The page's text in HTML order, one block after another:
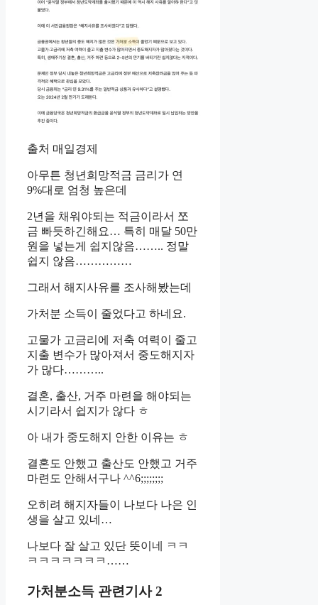
출처 매일경제
아무튼 청년희망적금 금리가 연
9%대로 엄청 높은데
2년을 채워야되는 적금이라서 쪼
금 빠듯하긴해요… 특히 매달 50만
원을 넣는게 쉽지않음…….. 정말
쉽지 않음……………
그래서 해지사유를 조사해봤는데
가처분 소득이 줄었다고 하네요.
고물가 고금리에 저축 여력이 줄고
지출 변수가 많아져서 중도해지자
가 많다………..
결혼, 출산, 거주 마련을 해야되는
시기라서 쉽지가 않다 ㅎ
아 내가 중도해지 안한 이유는 ㅎ
결혼도 안했고 출산도 안했고 거주
마련도 안해서구나 ^^6;;;;;;;;
오히려 해지자들이 나보다 나은 인
생을 살고 있네…
나보다 잘 살고 있단 뜻이네 ㅋㅋ
ㅋㅋㅋㅋㅋㅋㅋ……
가처분소득 관련기사 2